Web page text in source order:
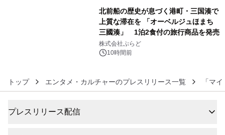
北前船の歴史が息づく港町・三国湊で
上質な滞在を 「オーベルジュほまち
三國湊」 1泊2食付の旅行商品を発売
株式会社ぷらど
10時間前
トップ エンタメ・カルチャーのプレスリリース一覧 「マ
プレスリリース配信